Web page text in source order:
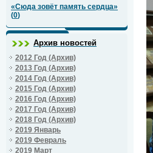
«Сюда зовёт память сердца»
(0)
Архив новостей
2012 Год (Архив)
2013 Год (Архив)
2014 Год (Архив)
2015 Год (Архив)
2016 Год (Архив)
2017 Год (Архив)
2018 Год (Архив)
2019 Январь
2019 Февраль
2019 Март